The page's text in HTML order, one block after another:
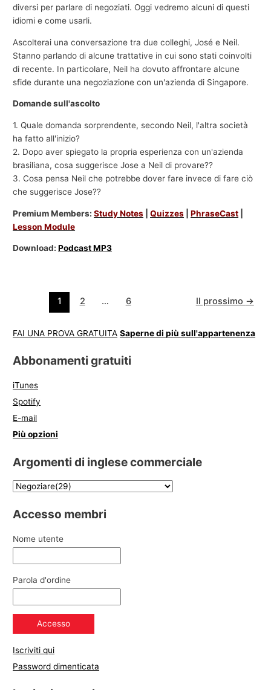
diversi per parlare di negoziati. Oggi vedremo alcuni di questi
idiomi e come usarli.
Ascolterai una conversazione tra due colleghi, José e Neil.
Stanno parlando di alcune trattative in cui sono stati coinvolti
di recente. In particolare, Neil ha dovuto affrontare alcune
sfide durante una negoziazione con un'azienda di Singapore.
Domande sull'ascolto
1. Quale domanda sorprendente, secondo Neil, l'altra società
ha fatto all'inizio?
2. Dopo aver spiegato la propria esperienza con un'azienda
brasiliana, cosa suggerisce Jose a Neil di provare??
3. Cosa pensa Neil che potrebbe dover fare invece di fare ciò
che suggerisce Jose??
Premium Members:Study Notes |Quizzes |PhraseCast
Lesson Module
Download:Podcast MP3
1 2 … 6 Il prossimo →
FAI UNA PROVA GRATUITA Saperne di più sull'appartenenza
Abbonamenti gratuiti
iTunes
Spotify
E-mail
Più opzioni
Argomenti di inglese commerciale
Accesso membri
Nome utente
Parola d'ordine
Iscriviti qui
Password dimenticata